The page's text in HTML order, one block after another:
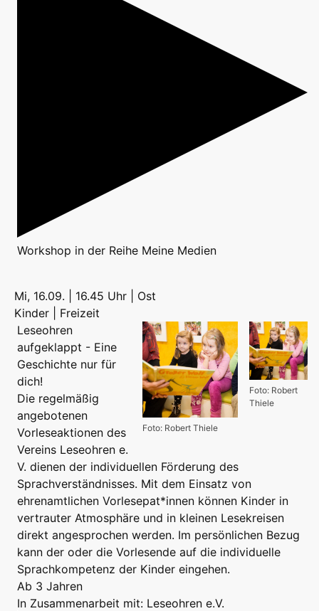
Workshop in der Reihe Meine Medien
Mi, 16.09. | 16.45 Uhr | Ost
Kinder | Freizeit
Foto: Robert
Thiele
Foto: Robert Thiele
Leseohren
aufgeklappt - Eine
Geschichte nur für
dich!
Die regelmäßig
angebotenen
Vorleseaktionen des
Vereins Leseohren e.
V. dienen der individuellen Förderung des
Sprachverständnisses. Mit dem Einsatz von
ehrenamtlichen Vorlesepat*innen können Kinder in
vertrauter Atmosphäre und in kleinen Lesekreisen
direkt angesprochen werden. Im persönlichen Bezug
kann der oder die Vorlesende auf die individuelle
Sprachkompetenz der Kinder eingehen.
Ab 3 Jahren
In Zusammenarbeit mit: Leseohren e.V.